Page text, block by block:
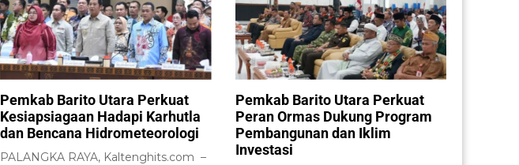
Pemkab Barito Utara Perkuat
Kesiapsiagaan Hadapi Karhutla
dan Bencana Hidrometeorologi
PALANGKA RAYA, Kaltenghits.com –
Pemkab Barito Utara Perkuat
Peran Ormas Dukung Program
Pembangunan dan Iklim
Investasi